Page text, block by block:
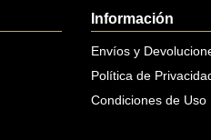
Información
Envíos y
Política de
Condiciones de Uso